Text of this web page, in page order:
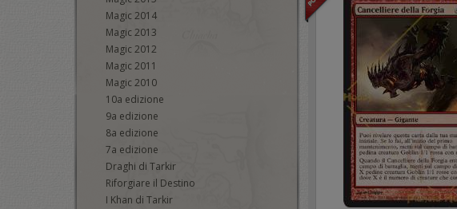
Magic 2014
Magic 2013
Magic 2012
Magic 2011
Magic 2010
10a edizione
9a edizione
8a edizione
7a edizione
Draghi di Tarkir
Riforgiare il Destino
I Khan di Tarkir